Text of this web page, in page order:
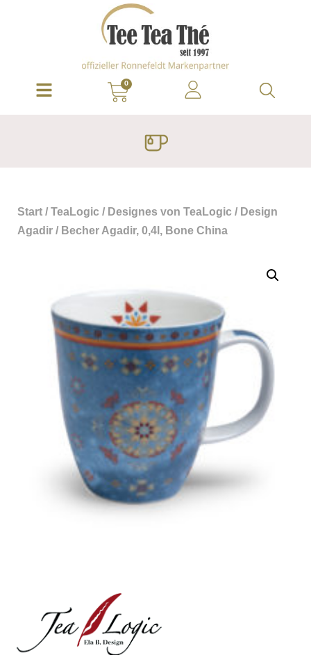
0
Start / TeaLogic / Designes von TeaLogic / Design
Agadir / Becher Agadir, 0,4l, Bone China